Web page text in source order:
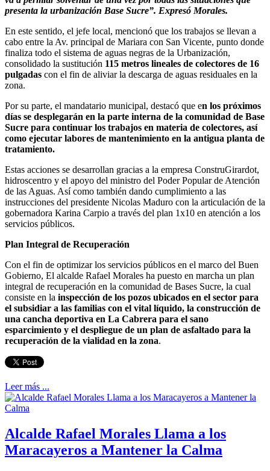
presenta la urbanización Base Sucre”. Expresó Morales.
En este sentido, el jefe local, mencionó que los trabajos se llevan a
cabo entre la Av. principal de Mariara con San Vicente, punto donde
finaliza todo el sistema de aguas negras de la Urbanización,
consolidado la sustitución 115 metros lineales de colectores de 16
pulgadas con el fin de aliviar la descarga de aguas residuales en la
zona.
Por su parte, el mandatario municipal, destacó que en los próximos
días se desplegarán en la parte interna de la comunidad de Base
Sucre para continuar los trabajos en materia de colectores, así
como ejecutar labores de mantenimiento en la antigua planta de
tratamiento.
Estas acciones se desarrollan gracias a la empresa ConstruGirardot,
hidroscentro y el apoyo del ministro del Poder Popular de Atención
de las Aguas. Así como también dando cumplimiento a las
instrucciones del presidente Nicolas Maduro con la articulación de la
gobernadora Karina Carpio a través del plan 1x10 en atención a los
servicios públicos.
Plan Integral de Recuperación
Con el fin de optimizar los servicios públicos en el marco del Buen
Gobierno, El alcalde Rafael Morales ha puesto en marcha un plan
integral de recuperación en la comunidad de Bases Sucre, la cual
consiste en la inspección de los pozos ubicados en el sector para
el subsidiar a las familias con el vital líquido, la construcción de
una cancha deportiva en La Cabrera para el sano
esparcimiento y el despliegue de un plan de asfaltado para la
recuperación de la vialidad en la zona.
Leer más ...
Alcalde Rafael Morales Llama a los
Maracayeros a Mantener la Calma